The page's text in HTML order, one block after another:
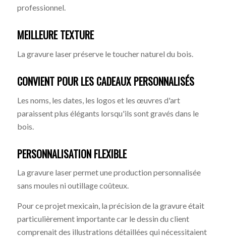
professionnel.
MEILLEURE TEXTURE
La gravure laser préserve le toucher naturel du bois.
CONVIENT POUR LES CADEAUX PERSONNALISÉS
Les noms, les dates, les logos et les œuvres d'art
paraissent plus élégants lorsqu'ils sont gravés dans le
bois.
PERSONNALISATION FLEXIBLE
La gravure laser permet une production personnalisée
sans moules ni outillage coûteux.
Pour ce projet mexicain, la précision de la gravure était
particulièrement importante car le dessin du client
comprenait des illustrations détaillées qui nécessitaient